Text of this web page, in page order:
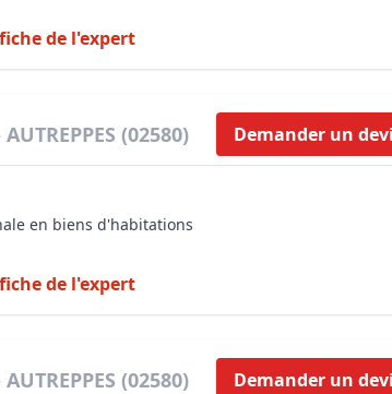
de l'expert
(02580) Demander un
en biens d'habitations
de l'expert
(02580) Demander un